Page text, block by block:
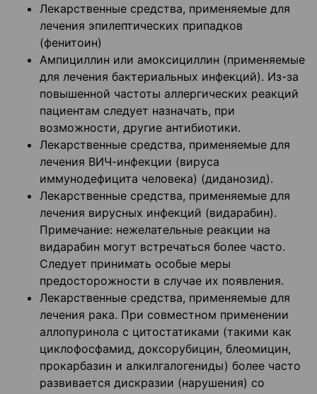
Лекарственные средства, применяемые для
лечения эпилептических припадков
(фенитоин)
Ампициллин или амоксициллин (применяемые
для лечения бактериальных инфекций). Из-за
повышенной частоты аллергических реакций
пациентам следует назначать, при
возможности, другие антибиотики.
Лекарственные средства, применяемые для
лечения ВИЧ-инфекции (вируса
иммунодефицита человека) (диданозид).
Лекарственные средства, применяемые для
лечения вирусных инфекций (видарабин).
Примечание: нежелательные реакции на
видарабин могут встречаться более часто.
Следует принимать особые меры
предосторожности в случае их появления.
Лекарственные средства, применяемые для
лечения рака. При совместном применении
аллопуринола с цитостатиками (такими как
циклофосфамид, доксорубицин, блеомицин,
прокарбазин и алкилгалогениды) более часто
развивается дискразии (нарушения) со